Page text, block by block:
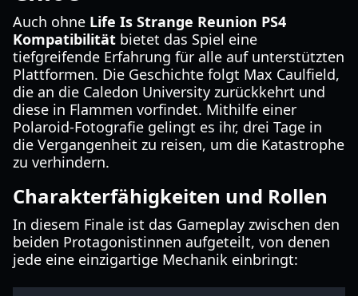
Auch ohne Life Is Strange Reunion PS4
Kompatibilität bietet das Spiel eine
tiefgreifende Erfahrung für alle auf unterstützten
Plattformen. Die Geschichte folgt Max Caulfield,
die an die Caledon University zurückkehrt und
diese in Flammen vorfindet. Mithilfe einer
Polaroid-Fotografie gelingt es ihr, drei Tage in
die Vergangenheit zu reisen, um die Katastrophe
zu verhindern.
Charakterfähigkeiten und Rollen
In diesem Finale ist das Gameplay zwischen den
beiden Protagonistinnen aufgeteilt, von denen
jede eine einzigartige Mechanik einbringt: